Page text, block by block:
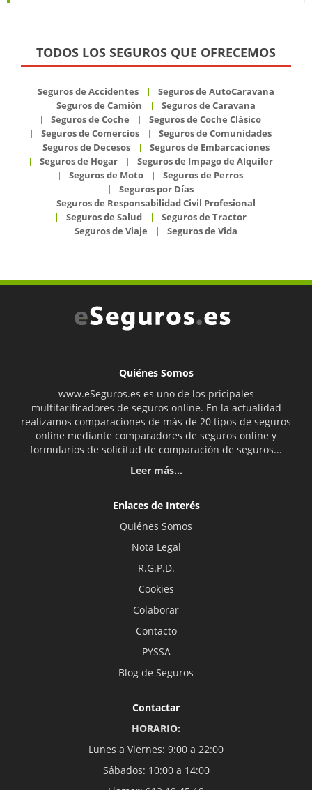
TODOS LOS SEGUROS QUE OFRECEMOS
Seguros de Accidentes
Seguros de AutoCaravana
Seguros de Camión
Seguros de Caravana
Seguros de Coche
Seguros de Coche Clásico
Seguros de Comercios
Seguros de Comunidades
Seguros de Decesos
Seguros de Embarcaciones
Seguros de Hogar
Seguros de Impago de Alquiler
Seguros de Moto
Seguros de Perros
Seguros por Días
Seguros de Responsabilidad Civil Profesional
Seguros de Salud
Seguros de Tractor
Seguros de Viaje
Seguros de Vida
Quiénes Somos
www.eSeguros.es es uno de los pricipales
multitarificadores de seguros online. En la actualidad
realizamos comparaciones de más de 20 tipos de seguros
online mediante comparadores de seguros online y
formularios de solicitud de comparación de seguros...
Leer más...
Enlaces de Interés
Quiénes Somos
Nota Legal
R.G.P.D.
Cookies
Colaborar
Contacto
PYSSA
Blog de Seguros
Contactar
HORARIO:
Lunes a Viernes: 9:00 a 22:00
Sábados: 10:00 a 14:00